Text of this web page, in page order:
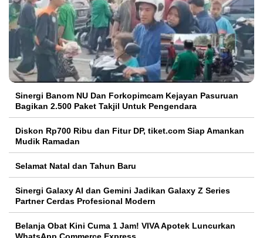
Sinergi Banom NU Dan Forkopimcam Kejayan Pasuruan
Bagikan 2.500 Paket Takjil Untuk Pengendara
Diskon Rp700 Ribu dan Fitur DP, tiket.com Siap Amankan
Mudik Ramadan
Selamat Natal dan Tahun Baru
Sinergi Galaxy AI dan Gemini Jadikan Galaxy Z Series
Partner Cerdas Profesional Modern
Belanja Obat Kini Cuma 1 Jam! VIVA Apotek Luncurkan
WhatsApp Commerce Express